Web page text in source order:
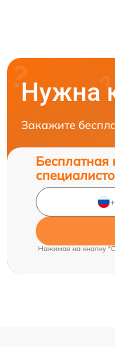
Нужна
Закажите
Бесплатная
Нажимая на кнопку